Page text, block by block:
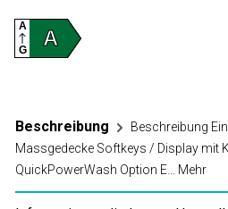
A
A
G
Beschreibung
Beschreibung
Massgedecke Softkeys / Display mit
QuickPowerWash Option E… Mehr